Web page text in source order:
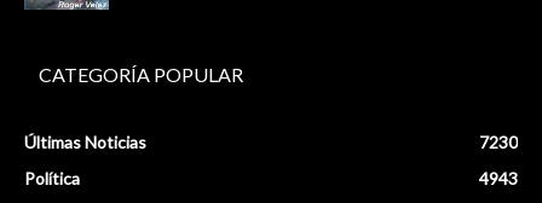
CATEGORÍA POPULAR
Últimas Noticias
7230
Política
4943